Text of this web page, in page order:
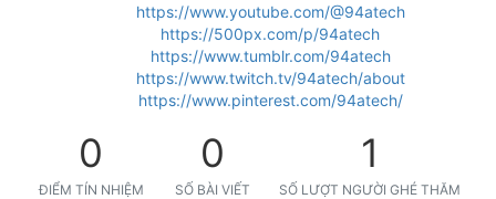
https://www.youtube.com/@94atech
https://500px.com/p/94atech
https://www.tumblr.com/94atech
https://www.twitch.tv/94atech/about
https://www.pinterest.com/94atech/
0
ĐIỂM TÍN NHIỆM
0
SỐ BÀI VIẾT
1
SỐ LƯỢT NGƯỜI GHÉ THĂM